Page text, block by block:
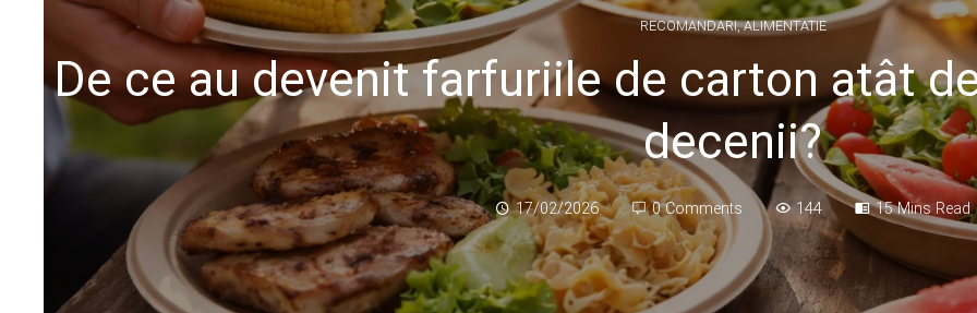
RECOMANDARI,ALIMENTATIE
De ce au devenit farfuriile de carton atât
decenii?
17/02/2026 0 Comments 144 15 Mins Read